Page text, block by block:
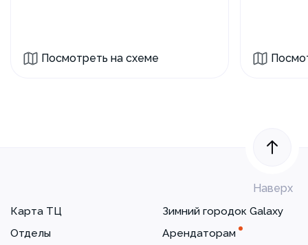
Посмотреть на схеме
Наверх
Карта ТЦ
Отделы
Зимний городок Galaxy
Арендаторам